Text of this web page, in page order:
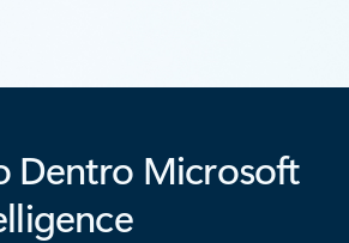
Dentro Microsoft